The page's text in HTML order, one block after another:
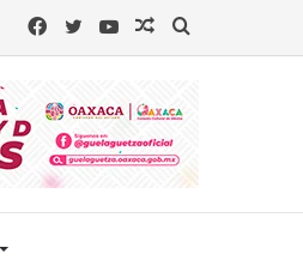
Buscar
Artículo
YouTube
Twitter
Facebook